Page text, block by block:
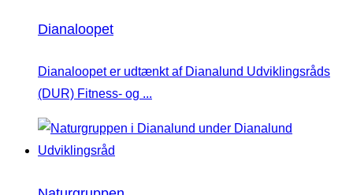
Dianaloopet
Dianaloopet er udtænkt af Dianalund Udviklingsråds
(DUR) Fitness- og ...